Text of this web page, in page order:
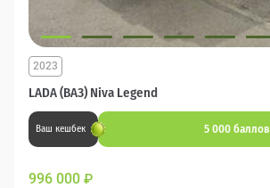
LADA (ВАЗ) Niva Legend
2023
Ваш кешбек 5 000 баллов
996 000 ₽